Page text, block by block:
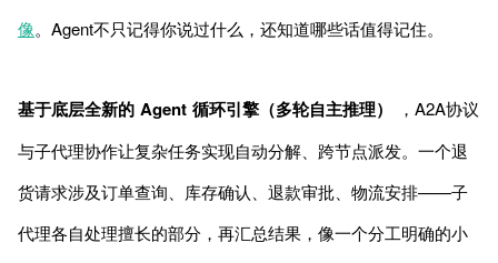
像。Agent不只记得你说过什么，还知道哪些话值得记住。
基于底层全新的 Agent 循环引擎（多轮自主推理）
，A2A协议
与子代理协作让复杂任务实现自动分解、跨节点派发。一个退
货请求涉及订单查询、库存确认、退款审批、物流安排——子
代理各自处理擅长的部分，再汇总结果，像一个分工明确的小